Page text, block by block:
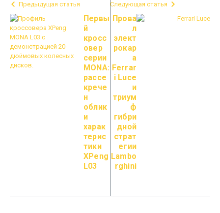
Предыдущая статья
Первы
й
кросс
овер
серии
MONA:
рассе
крече
н
облик
и
харак
терис
тики
XPeng
L03
Следующая статья
Прова
л
элект
рокар
а
Ferrar
i Luce
и
триум
ф
гибри
дной
страт
егии
Lambo
rghini